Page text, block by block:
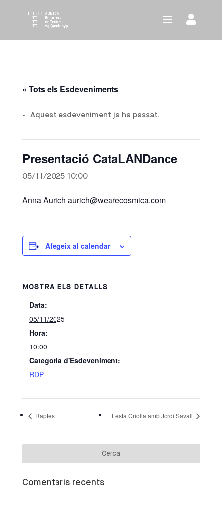
« Tots els Esdeveniments
Aquest esdeveniment ja ha passat.
Presentació CataLANDance
05/11/2025 10:00
Anna Aurich aurich@wearecosmica.com
Afegeix al calendari
MOSTRA ELS DETALLS
Data:
05/11/2025
Hora:
10:00
Categoria d'Esdeveniment:
RDP
Raptes Festa Criolla amb Jordi Savall
Comentaris recents